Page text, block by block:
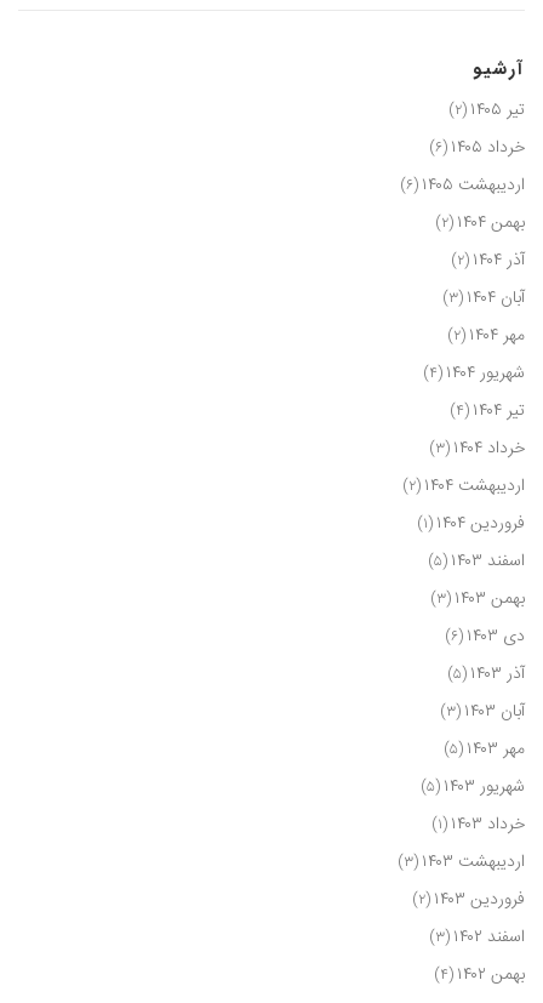
آرشیو
تیر ۱۴۰۵ (۲)
خرداد ۱۴۰۵ (۶)
اردیبهشت ۱۴۰۵ (۶)
بهمن ۱۴۰۴ (۲)
آذر ۱۴۰۴ (۲)
آبان ۱۴۰۴ (۳)
مهر ۱۴۰۴ (۲)
شهریور ۱۴۰۴ (۴)
تیر ۱۴۰۴ (۴)
خرداد ۱۴۰۴ (۳)
اردیبهشت ۱۴۰۴ (۲)
فروردین ۱۴۰۴ (۱)
اسفند ۱۴۰۳ (۵)
بهمن ۱۴۰۳ (۳)
دی ۱۴۰۳ (۶)
آذر ۱۴۰۳ (۵)
آبان ۱۴۰۳ (۳)
مهر ۱۴۰۳ (۵)
شهریور ۱۴۰۳ (۵)
خرداد ۱۴۰۳ (۱)
اردیبهشت ۱۴۰۳ (۳)
فروردین ۱۴۰۳ (۲)
اسفند ۱۴۰۲ (۳)
بهمن ۱۴۰۲ (۴)